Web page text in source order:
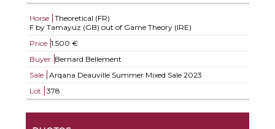
Horse
Theoretical (FR)
F by Tamayuz (GB) out of Game Theory (IRE)
Price 1.500 €
Buyer Bernard Bellement
Sale
Arqana Deauville Summer Mixed Sale 2023
Lot
378